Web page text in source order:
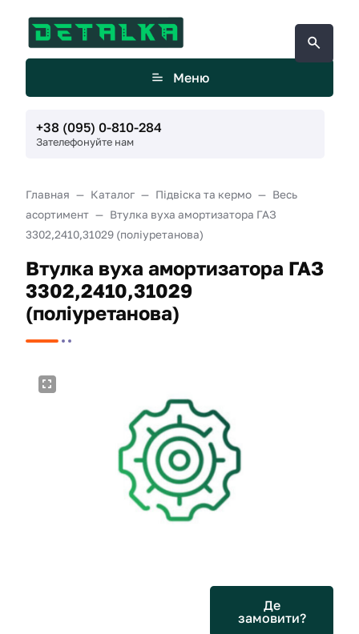
Меню
+38 (095) 0-810-284
Зателефонуйте нам
Главная Каталог Підвіска та кермо
Весь
асортимент
Втулка вуха амортизатора ГАЗ
3302,2410,31029 (поліуретанова)
Втулка вуха амортизатора ГАЗ
3302,2410,31029
(поліуретанова)
Де
замовити?